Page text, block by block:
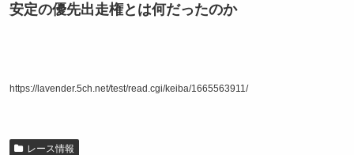
安定の優先出走権とは何だったのか
https://lavender.5ch.net/test/read.cgi/keiba/1665563911/
レース情報